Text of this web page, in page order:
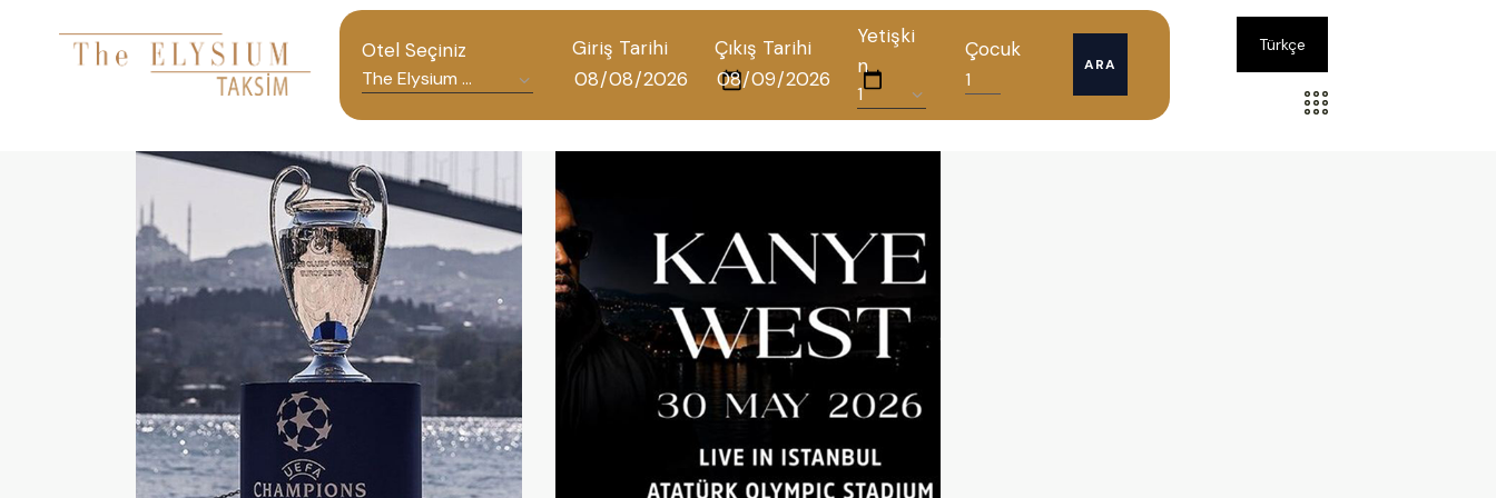
Otel Seçiniz Giriş Tarihi Çıkış Tarihi
Yetişki
n
Çocuk
ARA
Türkçe
TÜM OTELLERIMIZ
İLETIŞIM
POLITIKALAR
GIZLILIK POLITIKASI